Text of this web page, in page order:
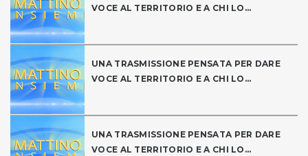
VOCE AL TERRITORIO E A CHI LO...
UNA TRASMISSIONE PENSATA PER DARE
VOCE AL TERRITORIO E A CHI LO...
UNA TRASMISSIONE PENSATA PER DARE
VOCE AL TERRITORIO E A CHI LO...